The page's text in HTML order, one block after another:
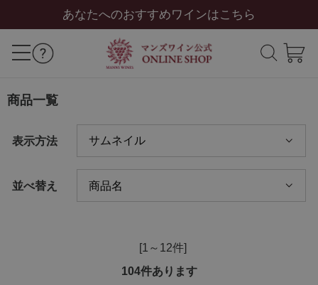
あなたへのおすすめワインはこちら
商品一覧
表示方法
並べ替え
[1～12件]
104件あります